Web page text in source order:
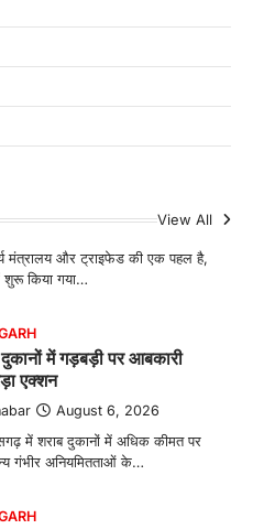
View All
August 6, 2026
August 6, 2026
मंत्रालय और ट्राइफेड की एक पहल है,
किया गया…
में गड़बड़ी पर आबकारी
एक्शन
August 6, 2026
में शराब दुकानों में अधिक कीमत पर
गंभीर अनियमितताओं के…